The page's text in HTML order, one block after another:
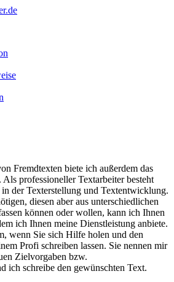
Fremdtexten biete ich außerdem das
Als professioneller Textarbeiter besteht
der Texterstellung und Textentwicklung.
diesen aber aus unterschiedlichen
können oder wollen, kann ich Ihnen
ich Ihnen meine Dienstleistung anbiete.
wenn Sie sich Hilfe holen und den
Profi schreiben lassen. Sie nennen mir
Zielvorgaben bzw.
ich schreibe den gewünschten Text.